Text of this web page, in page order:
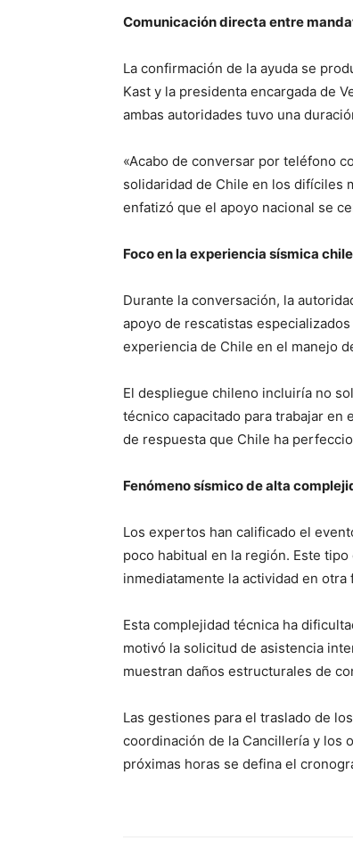
Comunicación directa entre
La confirmación de la ayuda se
Kast y la presidenta encargada de
ambas autoridades tuvo una
«Acabo de conversar por teléfono
solidaridad de Chile en los difíciles
enfatizó que el apoyo nacional se
Foco en la experiencia sísmica
Durante la conversación, la
apoyo de rescatistas
experiencia de Chile en el manejo
El despliegue chileno incluiría no
técnico capacitado para trabajar en
de respuesta que Chile ha
Fenómeno sísmico de alta
Los expertos han calificado el
poco habitual en la región. Este
inmediatamente la actividad en otra
Esta complejidad técnica ha
motivó la solicitud de asistencia
muestran daños estructurales de
Las gestiones para el traslado de
coordinación de la Cancillería y los
próximas horas se defina el